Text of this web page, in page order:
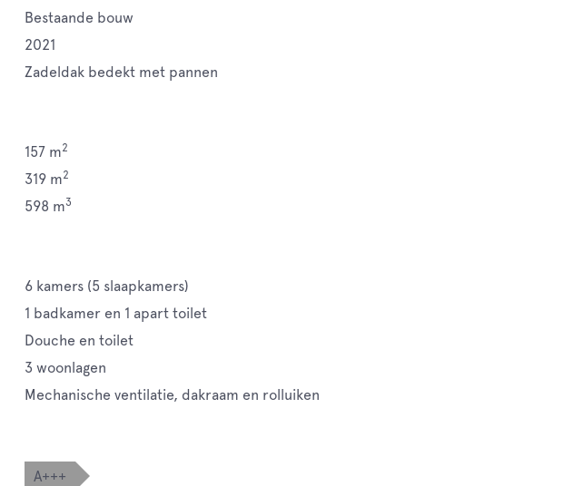
Bestaande bouw
2021
Zadeldak bedekt met pannen
157 m2
319 m2
598 m3
6 kamers (5 slaapkamers)
1 badkamer en 1 apart toilet
Douche en toilet
3 woonlagen
Mechanische ventilatie, dakraam en rolluiken
A+++